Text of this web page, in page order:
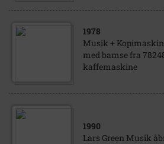
1978
Musik +
med bamse fra
kaffemaskine
1990
Lars Green Musik